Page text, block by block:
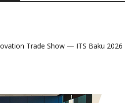
Trade Show — ITS Baku 2026